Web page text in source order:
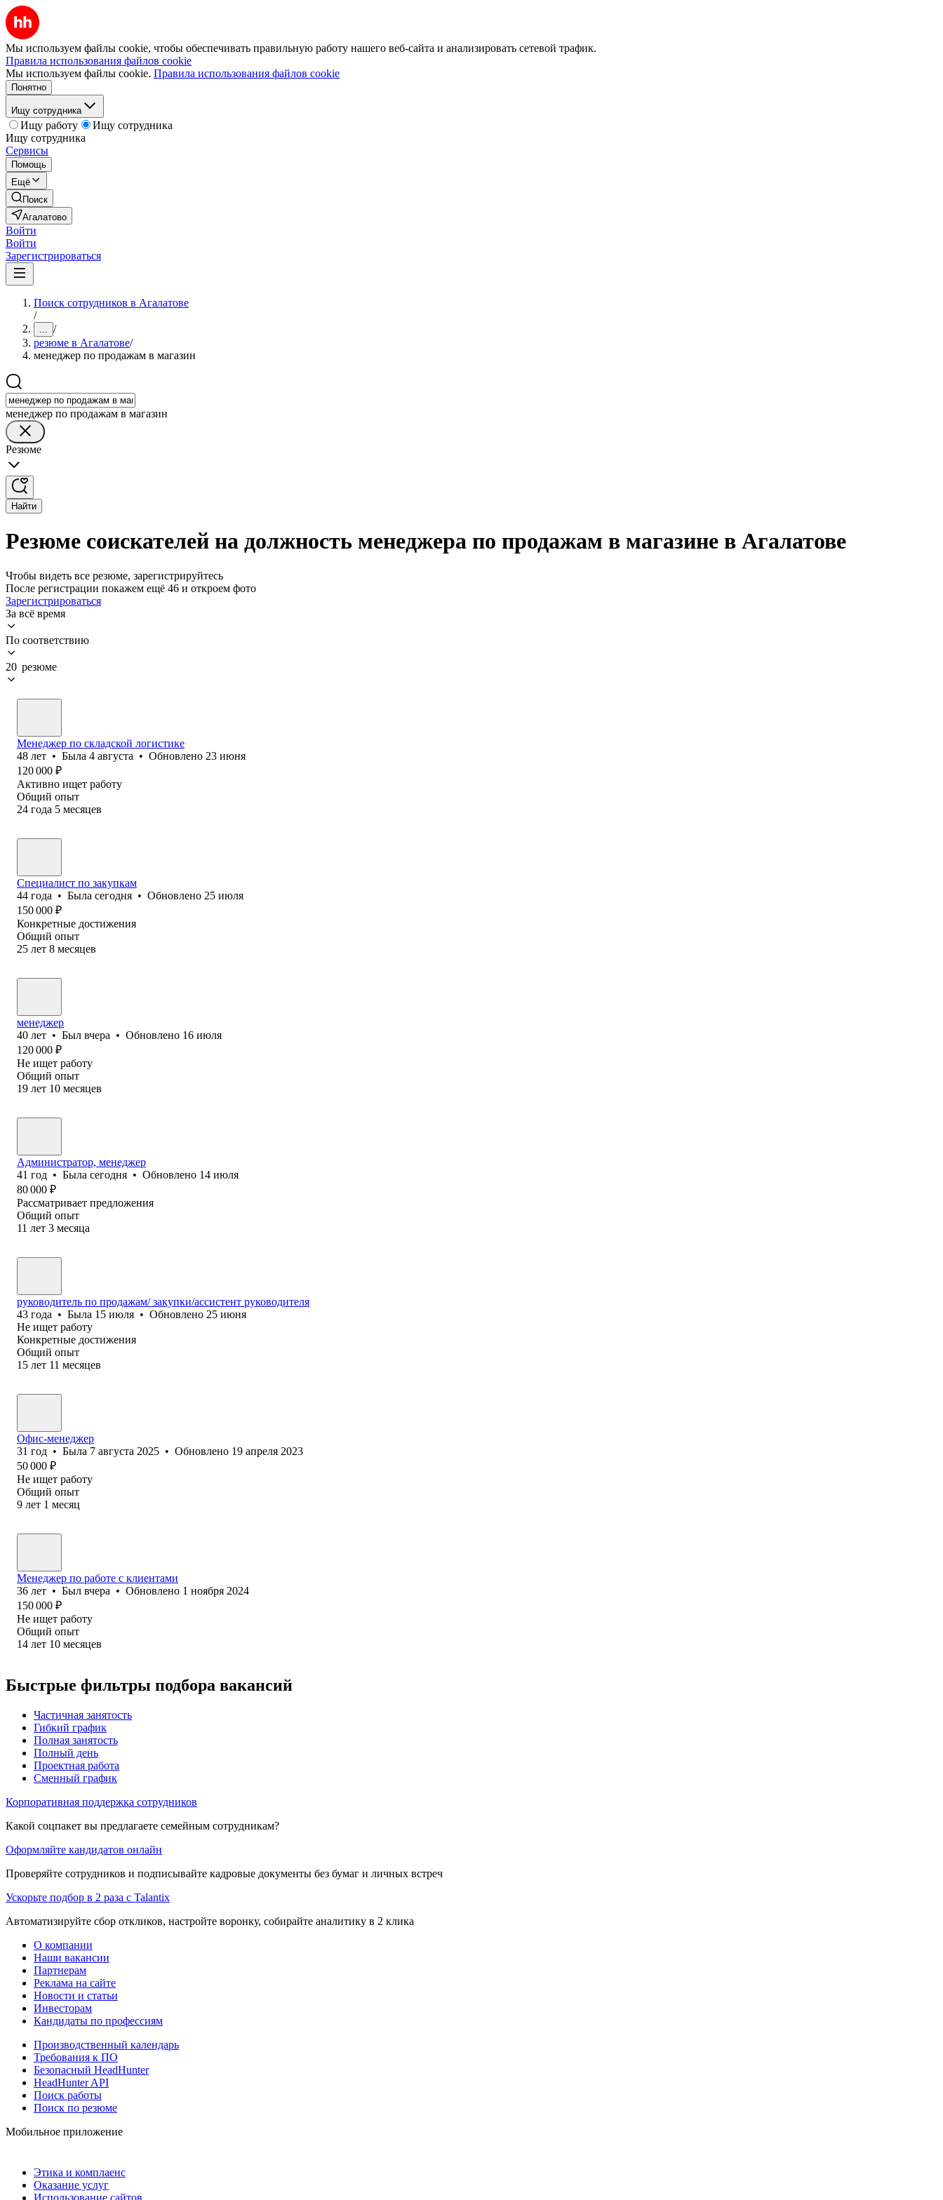
Мы используем файлы cookie, чтобы обеспечивать правильную работу нашего веб-сайта и анализировать сетевой трафик.
Правила использования файлов cookie
Мы используем файлы cookie. Правила использования файлов cookie
Понятно
Ищу сотрудника
Ищу работу
Ищу сотрудника
Ищу сотрудника
Сервисы
Помощь
Ещё
Поиск
Агалатово
Войти
Войти
Зарегистрироваться
Поиск сотрудников в Агалатове
/
... /
резюме в Агалатове/
менеджер по продажам в магазин
менеджер по продажам в магазин
Резюме
Найти
Резюме соискателей на должность менеджера по продажам в магазине в Агалатове
Чтобы видеть все резюме, зарегистрируйтесь
После регистрации покажем ещё 46 и откроем фото
Зарегистрироваться
За всё время
По соответствию
20 резюме
Менеджер по складской логистике
48 лет • Была 4 августа • Обновлено 23 июня
120 000 ₽
Активно ищет работу
Общий опыт
24 года 5 месяцев
Специалист по закупкам
44 года • Была сегодня • Обновлено 25 июля
150 000 ₽
Конкретные достижения
Общий опыт
25 лет 8 месяцев
менеджер
40 лет • Был вчера • Обновлено 16 июля
120 000 ₽
Не ищет работу
Общий опыт
19 лет 10 месяцев
Администратор, менеджер
41 год • Была сегодня • Обновлено 14 июля
80 000 ₽
Рассматривает предложения
Общий опыт
11 лет 3 месяца
руководитель по продажам/ закупки/ассистент руководителя
43 года • Была 15 июля • Обновлено 25 июня
Не ищет работу
Конкретные достижения
Общий опыт
15 лет 11 месяцев
Офис-менеджер
31 год • Была 7 августа 2025 • Обновлено 19 апреля 2023
50 000 ₽
Не ищет работу
Общий опыт
9 лет 1 месяц
Менеджер по работе с клиентами
36 лет • Был вчера • Обновлено 1 ноября 2024
150 000 ₽
Не ищет работу
Общий опыт
14 лет 10 месяцев
Быстрые фильтры подбора вакансий
Частичная занятость
Гибкий график
Полная занятость
Полный день
Проектная работа
Сменный график
Корпоративная поддержка сотрудников
Какой соцпакет вы предлагаете семейным сотрудникам?
Оформляйте кандидатов онлайн
Проверяйте сотрудников и подписывайте кадровые документы без бумаг и личных встреч
Ускорьте подбор в 2 раза с Talantix
Автоматизируйте сбор откликов, настройте воронку, собирайте аналитику в 2 клика
О компании
Наши вакансии
Партнерам
Реклама на сайте
Новости и статьи
Инвесторам
Кандидаты по профессиям
Производственный календарь
Требования к ПО
Безопасный HeadHunter
HeadHunter API
Поиск работы
Поиск по резюме
Мобильное приложение
Этика и комплаенс
Оказание услуг
Использование сайтов